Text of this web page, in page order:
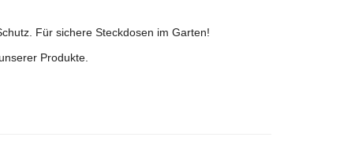
Für sichere Steckdosen im Garten!
Produkte.